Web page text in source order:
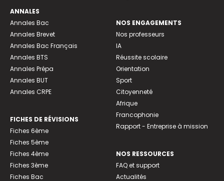
ANNALES
Annales Bac
Annales Brevet
Annales Bac Français
Annales BTS
Annales Prépa
Annales BUT
Annales CRPE
FICHES DE RÉVISIONS
Fiches 6ème
Fiches 5ème
Fiches 4ème
Fiches 3ème
Fiches Bac
NOS ENGAGEMENTS
Nos professeurs
IA
Réussite scolaire
Orientation
Sport
Citoyenneté
Afrique
Francophonie
Rapport - Entreprise à mission
NOS RESSOURCES
FAQ et support
Actualités